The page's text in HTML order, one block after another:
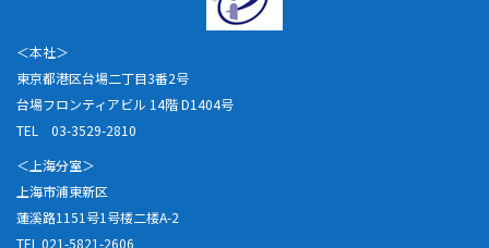
＜本社＞
東京都港区台場二丁目3番2号
台場フロンティアビル 14階 D1404号
TEL 03-3529-2810
＜上海分室＞
上海市浦東新区
蓮溪路1151号1号楼二楼A-2
TEL 021-5821-2606